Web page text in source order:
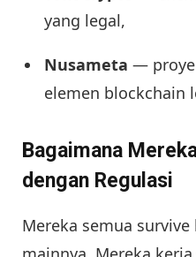
yang legal,
Nusameta —
elemen blockchain
Bagaimana
dengan Regulasi
Mereka semua